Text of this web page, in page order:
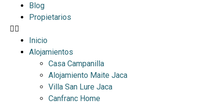
Blog
Propietarios
Inicio
Alojamientos
Casa Campanilla
Alojamiento Maite Jaca
Villa San Lure Jaca
Canfranc Home